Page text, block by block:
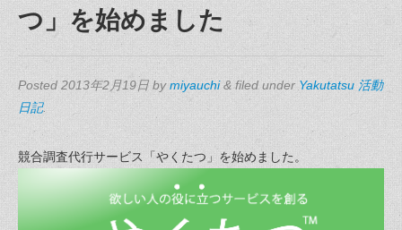
つ」を始めました
Posted 2013年2月19日 bymiyauchi & filed under Yakutatsu 活動
日記.
競合調査代行サービス「やくたつ」を始めました。